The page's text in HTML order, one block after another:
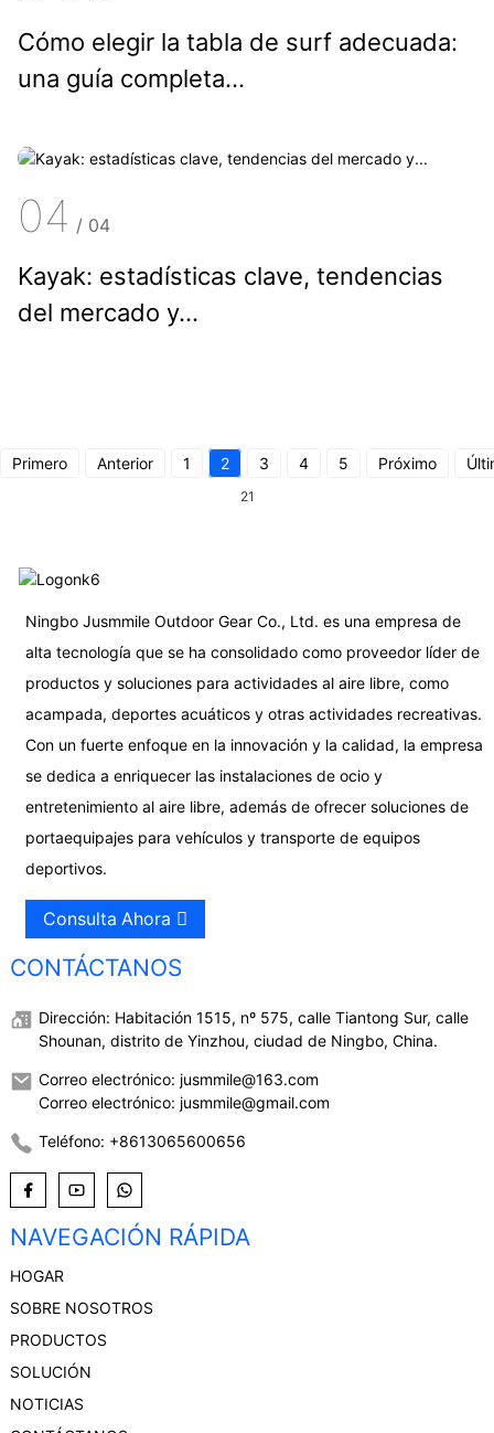
Cómo elegir la tabla de surf adecuada:
una guía completa...
04 / 04
Kayak: estadísticas clave, tendencias
del mercado y...
Primero Anterior 1 2 3 4 5 Próximo
21
Ningbo Jusmmile Outdoor Gear Co., Ltd. es una empresa de
alta tecnología que se ha consolidado como proveedor líder de
productos y soluciones para actividades al aire libre, como
acampada, deportes acuáticos y otras actividades recreativas.
Con un fuerte enfoque en la innovación y la calidad, la empresa
se dedica a enriquecer las instalaciones de ocio y
entretenimiento al aire libre, además de ofrecer soluciones de
portaequipajes para vehículos y transporte de equipos
deportivos.
Consulta Ahora
CONTÁCTANOS
Dirección: Habitación 1515, nº 575, calle Tiantong Sur, calle
Shounan, distrito de Yinzhou, ciudad de Ningbo, China.
Correo electrónico: jusmmile@163.com
Correo electrónico: jusmmile@gmail.com
Teléfono: +8613065600656
NAVEGACIÓN RÁPIDA
HOGAR
SOBRE NOSOTROS
PRODUCTOS
SOLUCIÓN
NOTICIAS